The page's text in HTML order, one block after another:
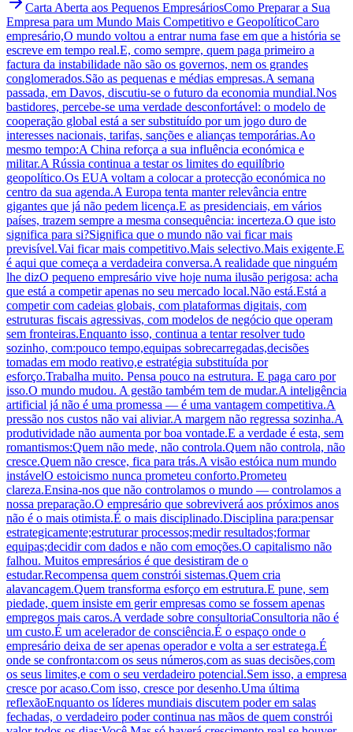
Carta Aberta aos Pequenos EmpresáriosComo Preparar a Sua
Empresa para um Mundo Mais Competitivo e GeopolíticoCaro
empresário,O mundo voltou a entrar numa fase em que a história se
escreve em tempo real.E, como sempre, quem paga primeiro a
factura da instabilidade não são os governos, nem os grandes
conglomerados.São as pequenas e médias empresas.A semana
passada, em Davos, discutiu-se o futuro da economia mundial.Nos
bastidores, percebe-se uma verdade desconfortável: o modelo de
cooperação global está a ser substituído por um jogo duro de
interesses nacionais, tarifas, sanções e alianças temporárias.Ao
mesmo tempo:A China reforça a sua influência económica e
militar.A Rússia continua a testar os limites do equilíbrio
geopolítico.Os EUA voltam a colocar a protecção económica no
centro da sua agenda.A Europa tenta manter relevância entre
gigantes que já não pedem licença.E as presidenciais, em vários
países, trazem sempre a mesma consequência: incerteza.O que isto
significa para si?Significa que o mundo não vai ficar mais
previsível.Vai ficar mais competitivo.Mais selectivo.Mais exigente.E
é aqui que começa a verdadeira conversa.A realidade que ninguém
lhe dizO pequeno empresário vive hoje numa ilusão perigosa: acha
que está a competir apenas no seu mercado local.Não está.Está a
competir com cadeias globais, com plataformas digitais, com
estruturas fiscais agressivas, com modelos de negócio que operam
sem fronteiras.Enquanto isso, continua a tentar resolver tudo
sozinho, com:pouco tempo,equipas sobrecarregadas,decisões
tomadas em modo reativo,e estratégia substituída por
esforço.Trabalha muito. Pensa pouco na estrutura. E paga caro por
isso.O mundo mudou. A gestão também tem de mudar.A inteligência
artificial já não é uma promessa — é uma vantagem competitiva.A
pressão nos custos não vai aliviar.A margem não regressa sozinha.A
produtividade não aumenta por boa vontade.E a verdade é esta, sem
romantismos:Quem não mede, não controla.Quem não controla, não
cresce.Quem não cresce, fica para trás.A visão estóica num mundo
instávelO estoicismo nunca prometeu conforto.Prometeu
clareza.Ensina-nos que não controlamos o mundo — controlamos a
nossa preparação.O empresário que sobreviverá aos próximos anos
não é o mais otimista.É o mais disciplinado.Disciplina para:pensar
estrategicamente;estruturar processos;medir resultados;formar
equipas;decidir com dados e não com emoções.O capitalismo não
falhou. Muitos empresários é que desistiram de o
estudar.Recompensa quem constrói sistemas.Quem cria
alavancagem.Quem transforma esforço em estrutura.E pune, sem
piedade, quem insiste em gerir empresas como se fossem apenas
empregos mais caros.A verdade sobre consultoriaConsultoria não é
um custo.É um acelerador de consciência.É o espaço onde o
empresário deixa de ser apenas operador e volta a ser estratega.É
onde se confronta:com os seus números,com as suas decisões,com
os seus limites,e com o seu verdadeiro potencial.Sem isso, a empresa
cresce por acaso.Com isso, cresce por desenho.Uma última
reflexãoEnquanto os líderes mundiais discutem poder em salas
fechadas, o verdadeiro poder continua nas mãos de quem constrói